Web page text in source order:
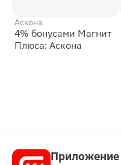
Аскона
4% бонусами Магнит
Плюса: Аскона
Приложение